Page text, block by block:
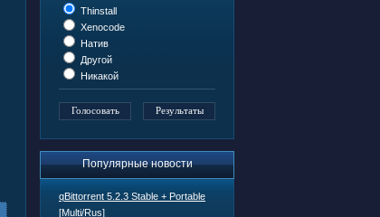
Thinstall
Xenocode
Натив
Другой
Никакой
Популярные новости
qBittorrent 5.2.3 Stable + Portable
[Multi/Rus]